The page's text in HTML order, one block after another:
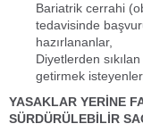
Bariatrik cerrahi
tedavisinde
hazırlananlar,
Diyetlerden
getirmek isteyenler.
YASAKLAR YERİNE
SÜRDÜRÜLEBİLİR